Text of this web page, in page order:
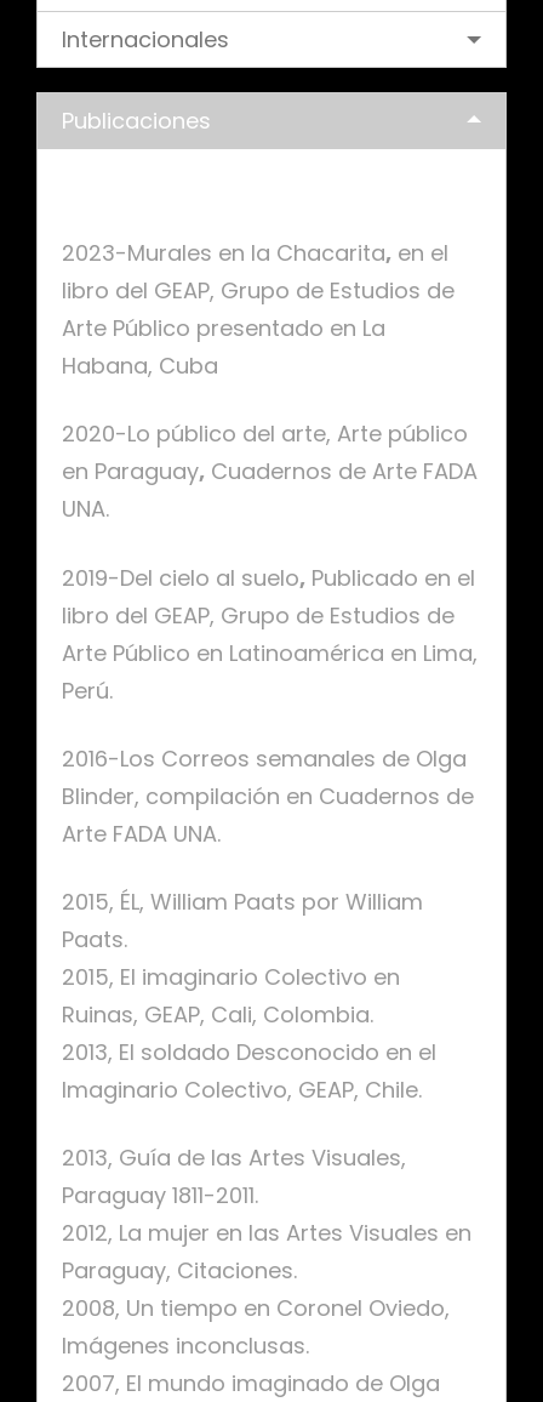
Internacionales
Publicaciones
2023-Murales en la Chacarita, en el
libro del GEAP, Grupo de Estudios de
Arte Público presentado en La
Habana, Cuba
2020-Lo público del arte, Arte público
en Paraguay, Cuadernos de Arte FADA
UNA.
2019-Del cielo al suelo, Publicado en el
libro del GEAP, Grupo de Estudios de
Arte Público en Latinoamérica en Lima,
Perú.
2016-Los Correos semanales de Olga
Blinder, compilación en Cuadernos de
Arte FADA UNA.
2015, ÉL, William Paats por William
Paats.
2015, El imaginario Colectivo en
Ruinas, GEAP, Cali, Colombia.
2013, El soldado Desconocido en el
Imaginario Colectivo, GEAP, Chile.
2013, Guía de las Artes Visuales,
Paraguay 1811-2011.
2012, La mujer en las Artes Visuales en
Paraguay, Citaciones.
2008, Un tiempo en Coronel Oviedo,
Imágenes inconclusas.
2007, El mundo imaginado de Olga